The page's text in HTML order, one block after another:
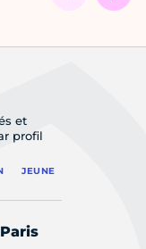
et
profil
JEUNE